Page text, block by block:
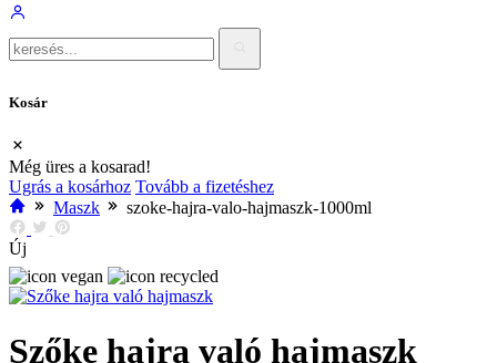
Kosár
Még üres a kosarad!
Ugrás a kosárhoz Tovább a fizetéshez
Maszk
szoke-hajra-valo-hajmaszk-1000ml
Új
Szőke hajra való hajmaszk